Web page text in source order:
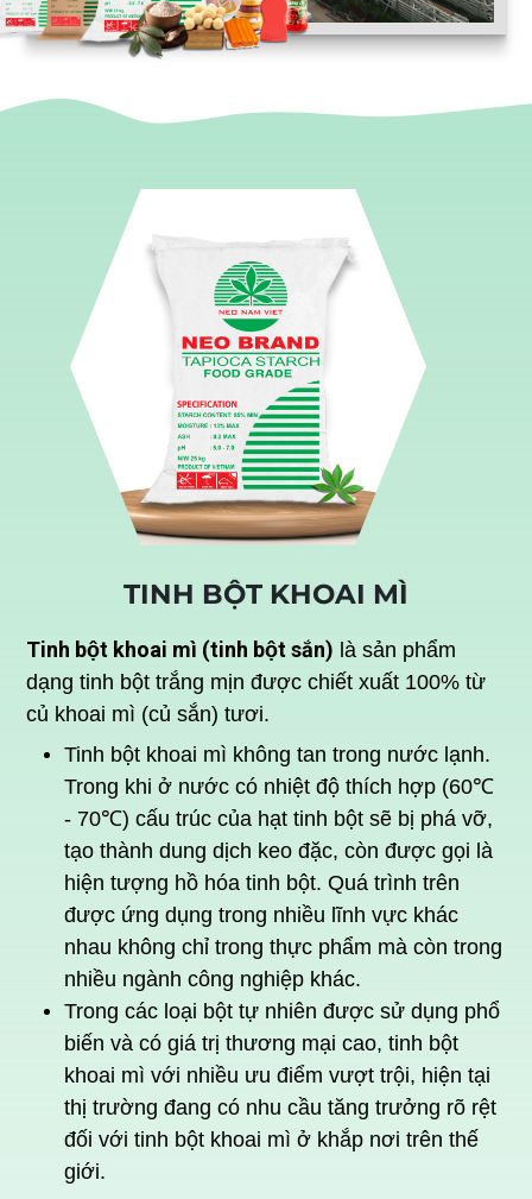
TINH BỘT KHOAI MÌ
Tinh bột khoai mì (tinh bột sắn) là sản phẩm
dạng tinh bột trắng mịn được chiết xuất 100% từ
củ khoai mì (củ sắn) tươi.
Tinh bột khoai mì không tan trong nước lạnh.
Trong khi ở nước có nhiệt độ thích hợp (60℃
- 70℃) cấu trúc của hạt tinh bột sẽ bị phá vỡ,
tạo thành dung dịch keo đặc, còn được gọi là
hiện tượng hồ hóa tinh bột. Quá trình trên
được ứng dụng trong nhiều lĩnh vực khác
nhau không chỉ trong thực phẩm mà còn trong
nhiều ngành công nghiệp khác.
Trong các loại bột tự nhiên được sử dụng phổ
biến và có giá trị thương mại cao, tinh bột
khoai mì với nhiều ưu điểm vượt trội, hiện tại
thị trường đang có nhu cầu tăng trưởng rõ rệt
đối với tinh bột khoai mì ở khắp nơi trên thế
giới.